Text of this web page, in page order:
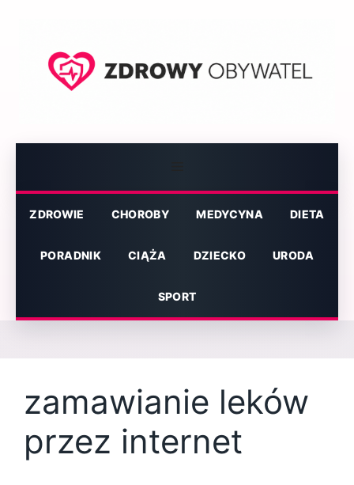
ZDROWIE CHOROBY MEDYCYNA DIETA
PORADNIK CIĄŻA DZIECKO URODA
SPORT
zamawianie leków
przez internet